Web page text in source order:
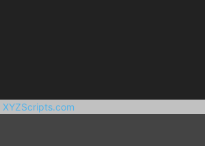
XYZScripts.com